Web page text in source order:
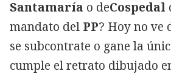
Santamaría o deCospedal
mandato del PP? Hoy no ve
se subcontrate o gane la
cumple el retrato dibujado